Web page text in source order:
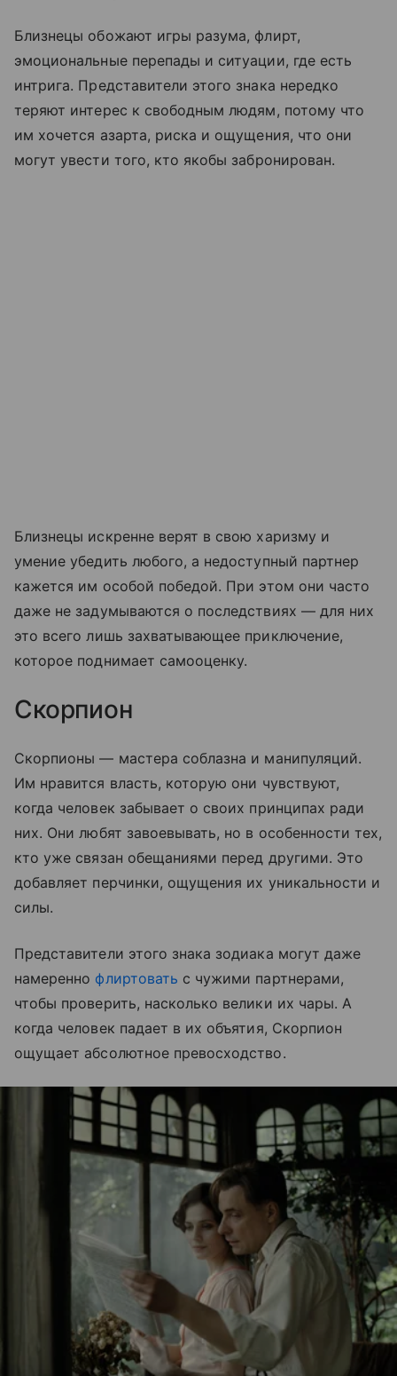
Близнецы обожают игры разума, флирт,
эмоциональные перепады и ситуации, где есть
интрига. Представители этого знака нередко
теряют интерес к свободным людям, потому что
им хочется азарта, риска и ощущения, что они
могут увести того, кто якобы забронирован.
Близнецы искренне верят в свою харизму и
умение убедить любого, а недоступный партнер
кажется им особой победой. При этом они часто
даже не задумываются о последствиях — для них
это всего лишь захватывающее приключение,
которое поднимает самооценку.
Скорпион
Скорпионы — мастера соблазна и манипуляций.
Им нравится власть, которую они чувствуют,
когда человек забывает о своих принципах ради
них. Они любят завоевывать, но в особенности тех,
кто уже связан обещаниями перед другими. Это
добавляет перчинки, ощущения их уникальности и
силы.
Представители этого знака зодиака могут даже
намеренно флиртовать с чужими партнерами,
чтобы проверить, насколько велики их чары. А
когда человек падает в их объятия, Скорпион
ощущает абсолютное превосходство.